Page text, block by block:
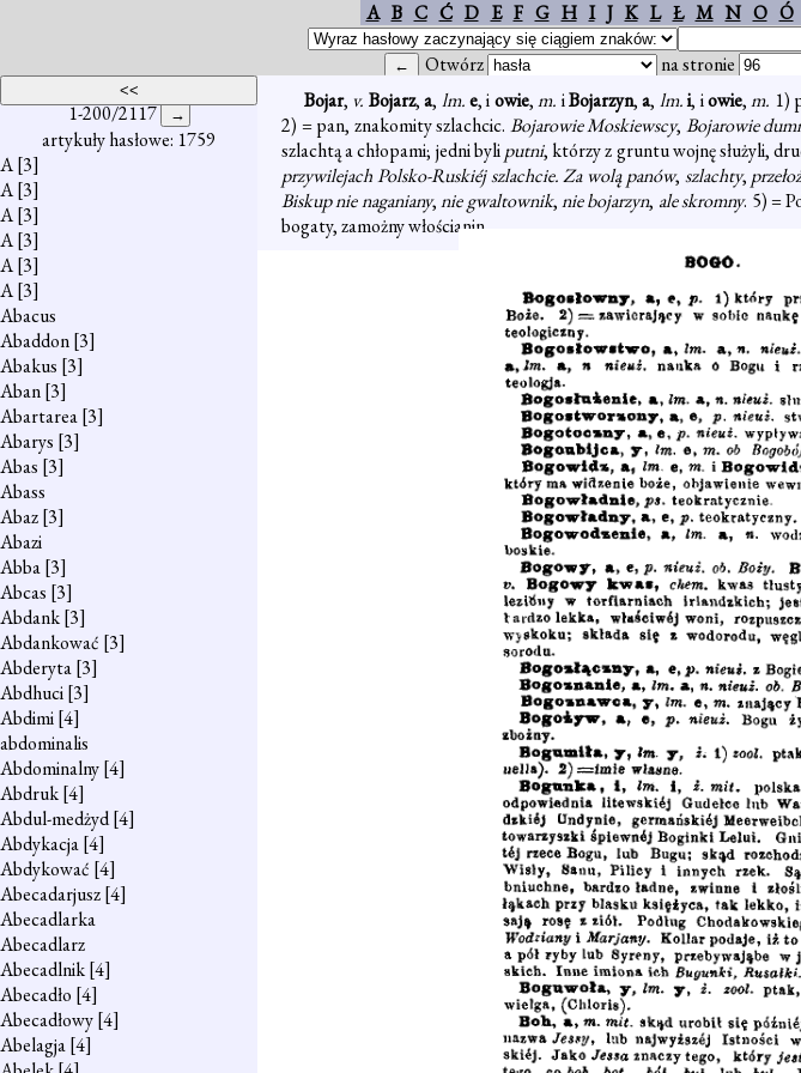
A B C Ć D E F G H I J K L Ł M N O Ó
Otwórz na stronie
1-200/2117
artykuły hasłowe: 1759
A[3]
A[3]
A[3]
A[3]
A[3]
A[3]
Abacus
Abaddon[3]
Abakus [3]
Aban[3]
Abartarea[3]
Abarys [3]
Abas [3]
Abass
Abaz[3]
Abazi
Abba[3]
Abcas [3]
Abdank[3]
Abdankować [3]
Abderyta[3]
Abdhuci[3]
Abdimi[4]
abdominalis
Abdominalny[4]
Abdruk[4]
Abdul-medżyd[4]
Abdykacja[4]
Abdykować [4]
Abecadarjusz[4]
Abecadlarka
Abecadlarz
Abecadlnik[4]
Abecadło [4]
Abecadłowy[4]
Abelagja[4]
Bojar, v. Bojarz,a, lm.e, iowie,m. iBojarzyn,a, lm.i, iowie,m. 1)
2) = pan, znakomity szlachcic. Bojarowie Moskiewscy, Bojarowie
szlachtą a chłopami; jedni byliputni, którzy z gruntu wojnę służyli,
przywilejach Polsko-Ruskiéj szlachcie. Za wolą panów, szlachty,
Biskup nie naganiany,nie gwaltownik,nie bojarzyn, ale skromny. 5) =
bogaty, zamożny włościanin.